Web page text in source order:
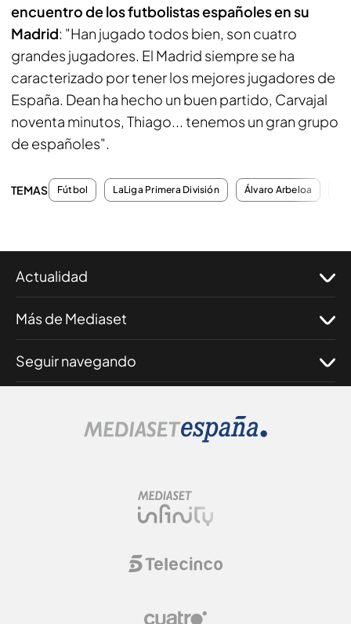
encuentro de los futbolistas españoles en su
Madrid: "Han jugado todos bien, son cuatro
grandes jugadores. El Madrid siempre se ha
caracterizado por tener los mejores jugadores de
España. Dean ha hecho un buen partido, Carvajal
noventa minutos, Thiago... tenemos un gran grupo
de españoles".
TEMAS Fútbol LaLiga Primera División Álvaro Arbeloa
Actualidad
Más de Mediaset
Seguir navegando